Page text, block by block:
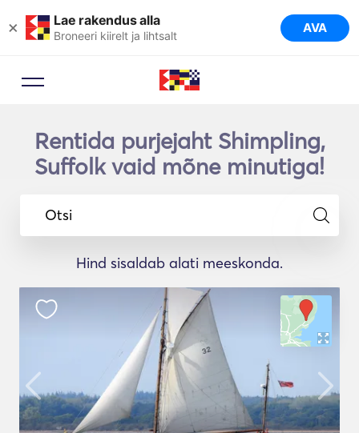
× Lae rakendus alla
Broneeri kiirelt ja lihtsalt AVA
Rentida purjejaht Shimpling,
Suffolk vaid mõne minutiga!
Otsi
Hind sisaldab alati meeskonda.